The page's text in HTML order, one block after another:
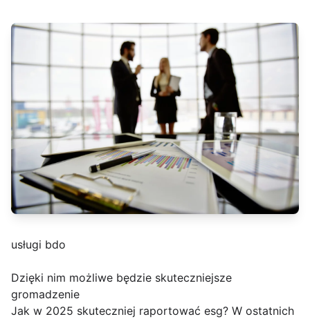
usługi bdo
Dzięki nim możliwe będzie skuteczniejsze
gromadzenie
Jak w 2025 skuteczniej raportować esg? W ostatnich